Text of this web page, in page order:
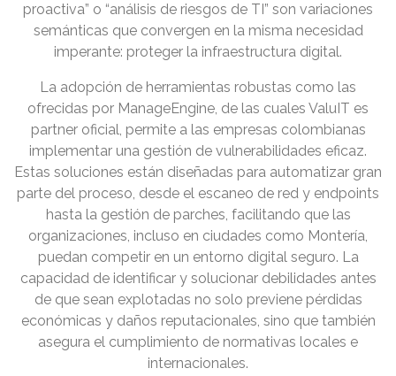
proactiva” o “análisis de riesgos de TI” son variaciones
semánticas que convergen en la misma necesidad
imperante: proteger la infraestructura digital.
La adopción de herramientas robustas como las
ofrecidas por ManageEngine, de las cuales ValuIT es
partner oficial, permite a las empresas colombianas
implementar una gestión de vulnerabilidades eficaz.
Estas soluciones están diseñadas para automatizar gran
parte del proceso, desde el escaneo de red y endpoints
hasta la gestión de parches, facilitando que las
organizaciones, incluso en ciudades como Montería,
puedan competir en un entorno digital seguro. La
capacidad de identificar y solucionar debilidades antes
de que sean explotadas no solo previene pérdidas
económicas y daños reputacionales, sino que también
asegura el cumplimiento de normativas locales e
internacionales.